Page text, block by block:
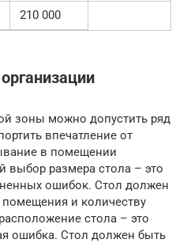
210 000
зоны можно допустить ряд
впечатление от
в помещении
размера стола – это
ошибок. Стол должен
и количеству
стола – это
ошибка. Стол должен быть